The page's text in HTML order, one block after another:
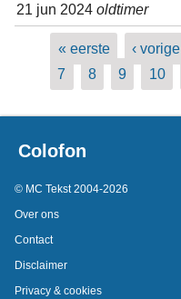
21 jun 2024 oldtimer
Pagina's
« eerste ‹ vorige
7
8 9 10
Colofon
© MC Tekst 2004-2026
Over ons
Contact
Disclaimer
Privacy & cookies